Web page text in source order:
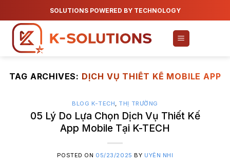
to
content
SOLUTIONS POWERED BY TECHNOLOGY
TAG ARCHIVES: DỊCH VỤ THIẾT KẾ MOBILE APP
BLOG K-TECH, THỊ TRƯỜNG
05 Lý Do Lựa Chọn Dịch Vụ Thiết Kế
App Mobile Tại K-TECH
POSTED ON 05/23/2025 BY UYÊN NHI